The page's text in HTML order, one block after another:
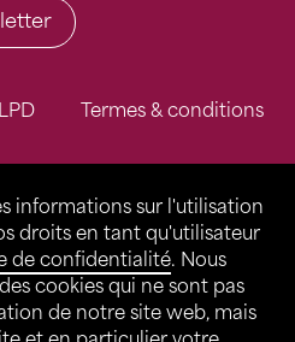
informations sur l'utilisation
droits en tant qu'utilisateur
de confidentialité. Nous
cookies qui ne sont pas
de notre site web, mais
Termes & conditions